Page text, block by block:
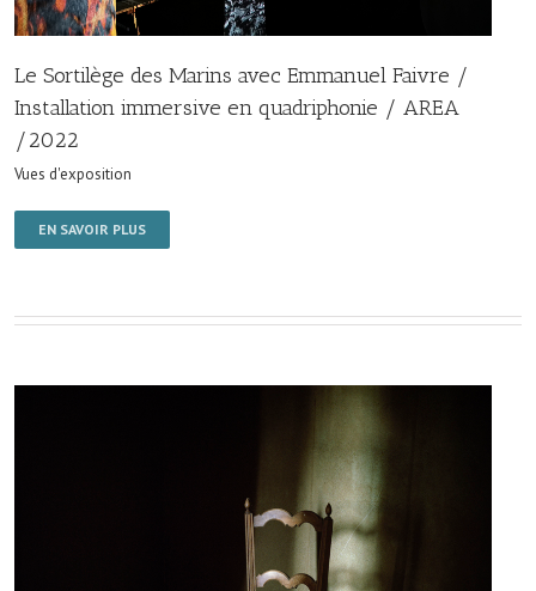
Le Sortilège des Marins avec Emmanuel Faivre /
Installation immersive en quadriphonie / AREA
/2022
Vues d'exposition
EN SAVOIR PLUS